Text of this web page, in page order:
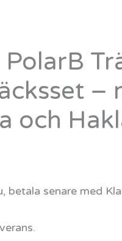
PolarB
–
och
betala senare med